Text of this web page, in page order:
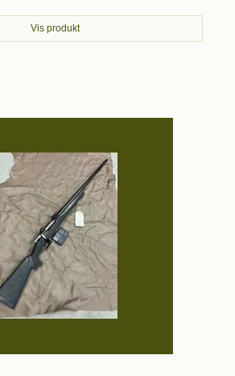
Vis produkt